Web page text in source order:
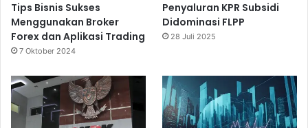
Tips Bisnis Sukses
Menggunakan Broker
Forex dan Aplikasi Trading
7 Oktober 2024
Penyaluran KPR Subsidi
Didominasi FLPP
28 Juli 2025